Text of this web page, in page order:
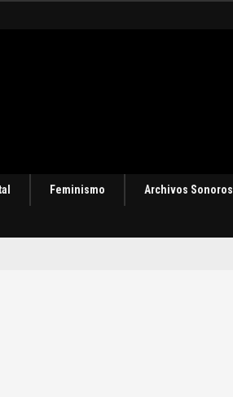
Feminismo Archivos Sonoros